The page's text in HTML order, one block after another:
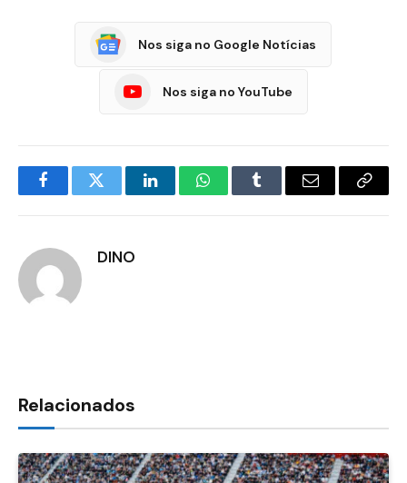
Nos siga no Google Notícias
Nos siga no YouTube
FacebookTwitter LinkedInWhatsAppTumblr E-
Copiar
DINO
Relacionados